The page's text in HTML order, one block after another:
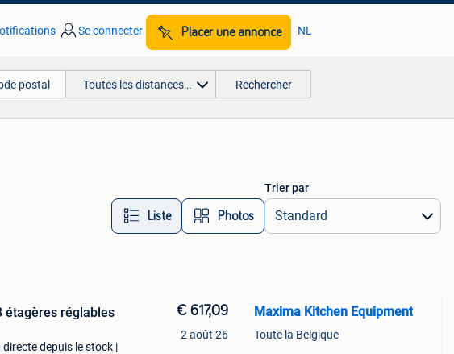
Se connecter Placer une annonce NL
Toutes les distances… Rechercher
Liste Photos
Trier par
étagères réglables
depuis le stock |
€ 617,09
2 août 26
Maxima Kitchen Equipment
Toute la Belgique